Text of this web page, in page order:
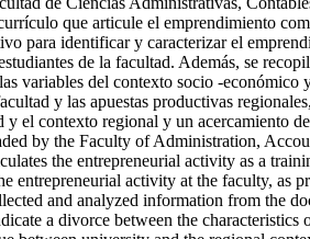
que articule el emprendimiento
para identificar y caracterizar el
de la facultad. Además, se
variables del contexto socio -
y las apuestas productivas
el contexto regional y un acercamiento
by the Faculty of Administration,
the entrepreneurial activity as a
entrepreneurial activity at the faculty,
and analyzed information from the
a divorce between the